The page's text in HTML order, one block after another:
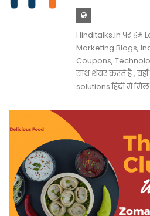
Hinditalks.in पर हम
Marketing Blogs,
Coupons,
साथ शेयर करते है ,
solutions हिंदी में